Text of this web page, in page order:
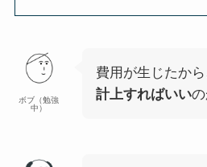
ボブ（勉強
中）
費用が生じたから
計上すればいい